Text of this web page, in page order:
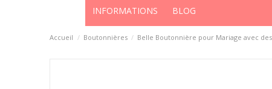
INFORMATIONS BLOG
Accueil Boutonnières Belle Boutonnière pour Mariage avec